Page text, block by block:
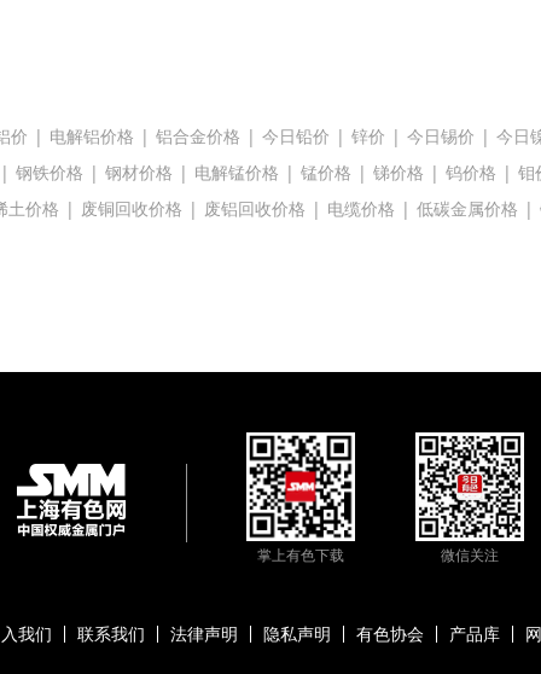
价 | 电解铝价格 | 铝合金价格 | 今日铅价 | 锌价 | 今日锡价 | 今日
| 钢铁价格 | 钢材价格 | 电解锰价格 | 锰价格 | 锑价格 | 钨价格 | 钼
土价格 | 废铜回收价格 | 废铝回收价格 | 电缆价格 | 低碳金属价格 |
掌上有色下载 微信关注
我们 联系我们 法律声明 隐私声明 有色协会 产品库